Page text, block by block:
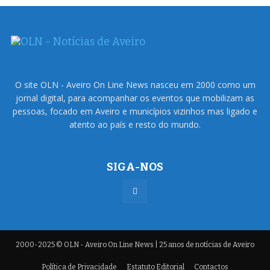
O site OLN - Aveiro On Line News nasceu em 2000 como um
jornal digital, para acompanhar os eventos que mobilizam as
pessoas, focado em Aveiro e municípios vizinhos mas ligado e
atento ao país e resto do mundo.
SIGA-NOS
2000-2025 © OLN - Aveiro On Line News | 25 anos de notícias de Aveiro
Política de Privacidade Estatuto Editorial Contactos